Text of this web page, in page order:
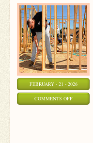
FEBRUARY - 21 - 2026
COMMENTS OFFON